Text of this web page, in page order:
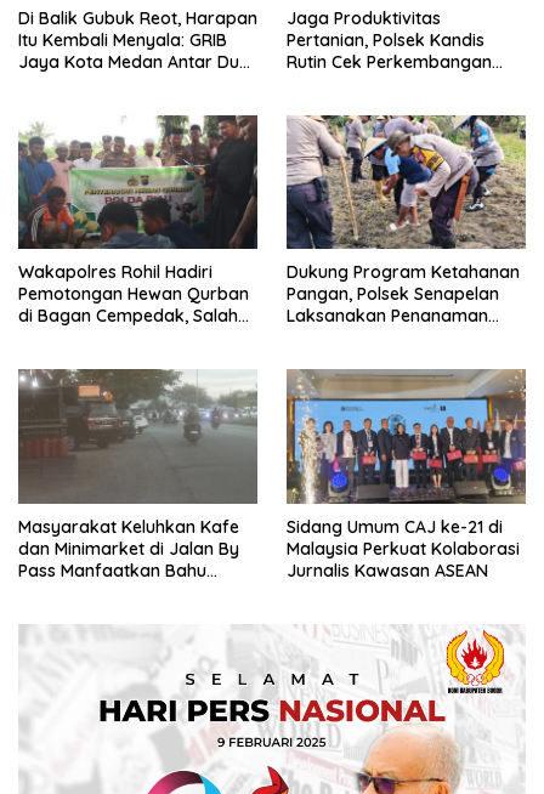
Di Balik Gubuk Reot, Harapan
Itu Kembali Menyala: GRIB
Jaya Kota Medan Antar Dua
Jaga Produktivitas
Pertanian, Polsek Kandis
Rutin Cek Perkembangan
Wakapolres Rohil Hadiri
Pemotongan Hewan Qurban
di Bagan Cempedak, Salah
Dukung Program Ketahanan
Pangan, Polsek Senapelan
Laksanakan Penanaman
Masyarakat Keluhkan Kafe
dan Minimarket di Jalan By
Pass Manfaatkan Bahu
Sidang Umum CAJ ke-21 di
Malaysia Perkuat Kolaborasi
Jurnalis Kawasan ASEAN